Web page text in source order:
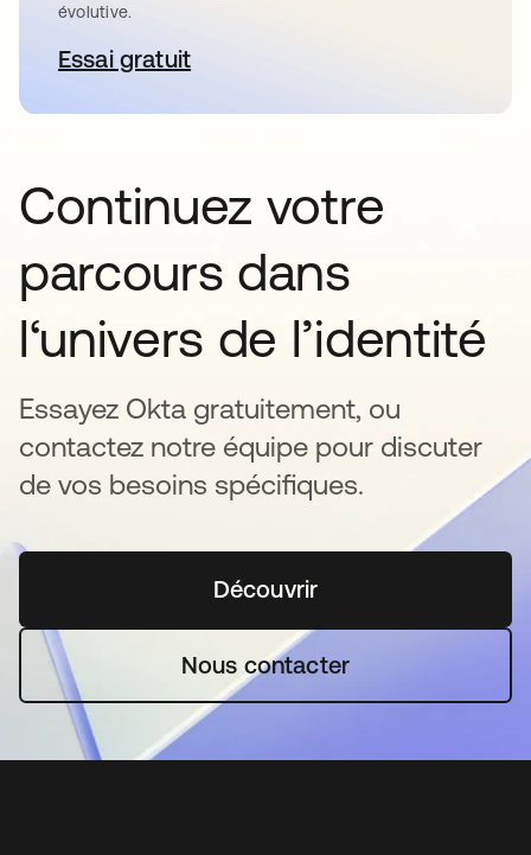
évolutive.
Essai gratuits’ouvre dans un nouvel onglet
Continuez votre
parcours dans
l‘univers de l’identité
Essayez Okta gratuitement, ou
contactez notre équipe pour discuter
de vos besoins spécifiques.
Découvrirs’ouvre dans un nouvel
Nous contacter